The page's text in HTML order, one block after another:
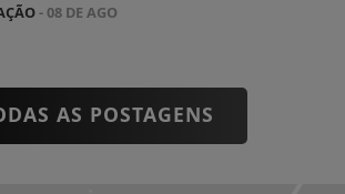
- 08 DE AGO
AS POSTAGENS